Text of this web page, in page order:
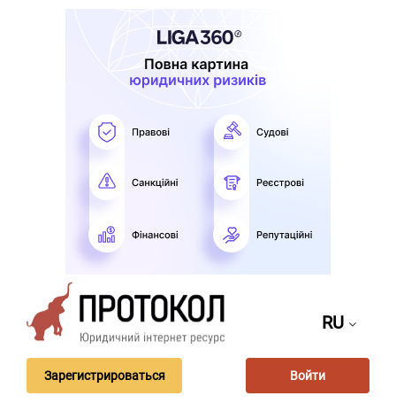
RU
Зарегистрироваться Войти